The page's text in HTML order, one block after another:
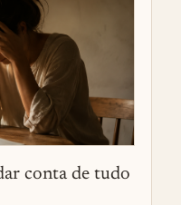
conta de tudo